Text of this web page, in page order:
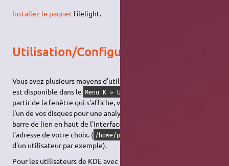
Installez le paquet filelight.
Utilisation/Configuration
Vous avez plusieurs moyens d'utiliser filelight. Tout d'abord il
est disponible dans le Menu K > Utilitaires > Filelight
partir de la fenêtre qui s'affiche, vous pouvez soit cliquer sur
l'un de vos disques pour une analyse globale, soit utiliser la
barre de lien en haut de l'interface pour rentrer à la main
l'adresse de votre choix. ( /home/pseudo
d'un utilisateur par exemple).
Pour les utilisateurs de KDE avec Dolphin vous pouvez y